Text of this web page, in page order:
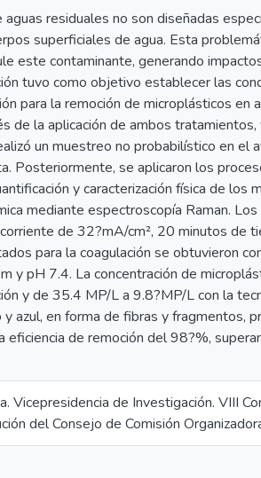
residuales no son diseñadas
superficiales de agua. Esta
este contaminante, generando
tuvo como objetivo establecer las
para la remoción de microplásticos en
de la aplicación de ambos
un muestreo no probabilístico en
Posteriormente, se aplicaron los
y caracterización física de
mediante espectroscopía Raman.
de 32?mA/cm², 20 minutos de
para la coagulación se obtuvieron
y pH 7.4. La concentración de
y de 35.4 MP/L a 9.8?MP/L con la
azul, en forma de fibras y fragmentos,
eficiencia de remoción del 98?%,
Vicepresidencia de Investigación. VIII
del Consejo de Comisión